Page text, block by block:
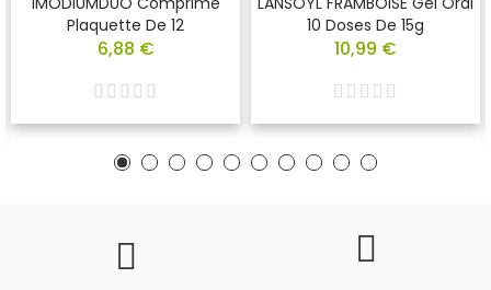
Plaquette De 12
6,88 €
10 Doses De 15g
10,99 €